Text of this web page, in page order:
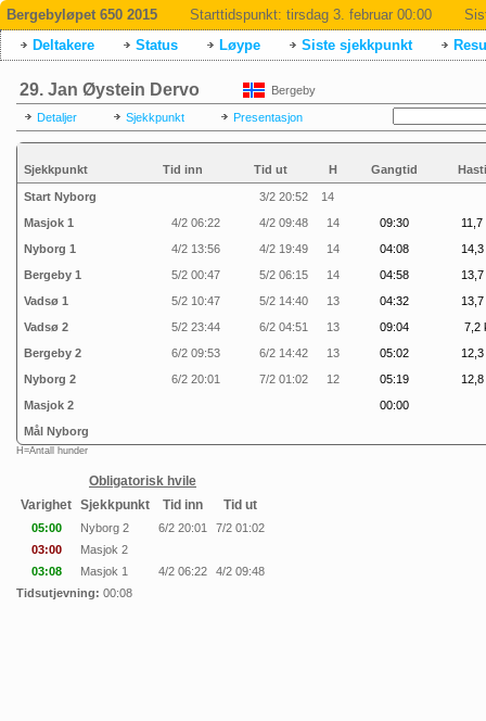
Bergebyløpet 650 2015 Starttidspunkt: tirsdag 3. februar 00:00
Deltakere
Status Løype Siste sjekkpunkt
29. Jan Øystein Dervo Bergeby
Detaljer Sjekkpunkt Presentasjon
Sjekkpunkt Tid inn Tid ut H Gangtid
Start Nyborg 3/2 20:52
14
Masjok 1
4/2 06:22 4/2 09:48 14 09:30
Nyborg 1
4/2 13:56 4/2 19:49 14 04:08
Bergeby 1
5/2 00:47 5/2 06:15 14 04:58
Vadsø 1
5/2 10:47 5/2 14:40 13 04:32
Vadsø 2
5/2 23:44 6/2 04:51 13 09:04
7,2
Bergeby 2
6/2 09:53 6/2 14:42 13 05:02
Nyborg 2
6/2 20:01 7/2 01:02 12 05:19
Masjok 2
00:00
Mål Nyborg
H=Antall hunder
Obligatorisk hvile
Varighet Sjekkpunkt Tid inn Tid ut
05:00 Nyborg 2 6/2 20:01
7/2 01:02
03:00
Masjok 2
03:08
Masjok 1 4/2 06:22
4/2 09:48
Tidsutjevning: 00:08